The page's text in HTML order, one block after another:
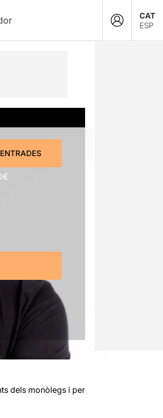
CAT
ESP
COMPRAR ENTRADES
dels monòlegs i per